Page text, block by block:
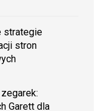
strategie
stron
Garett dla